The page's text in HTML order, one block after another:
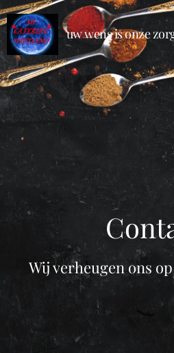
uw wens is onze
Wij verheugen ons